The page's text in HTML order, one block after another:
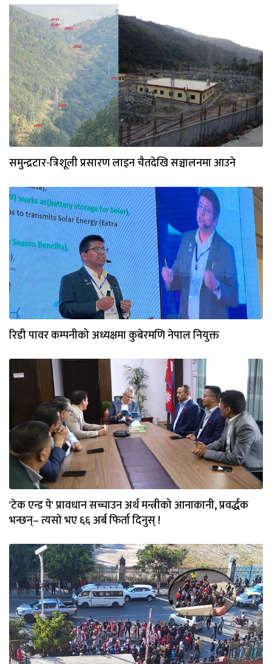
समुन्द्रटार-त्रिशूली प्रसारण लाइन चैतदेखि सञ्चालनमा आउने
रिडी पावर कम्पनीको अध्यक्षमा कुबेरमणि नेपाल नियुक्त
'टेक एन्ड पे' प्रावधान सच्चाउन अर्थ मन्त्रीको आनाकानी, प्रवर्द्धक
भन्छन्– त्यसाे भए ६६ अर्ब फिर्ता दिनुस् !